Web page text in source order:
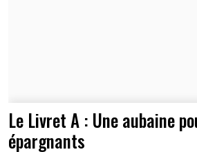
Le Livret A : Une aubaine
épargnants